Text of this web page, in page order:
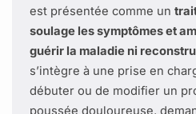
est présentée comme un
soulage les symptômes et
guérir la maladie ni
s’intègre à une prise en
débuter ou de modifier un
poussée douloureuse,